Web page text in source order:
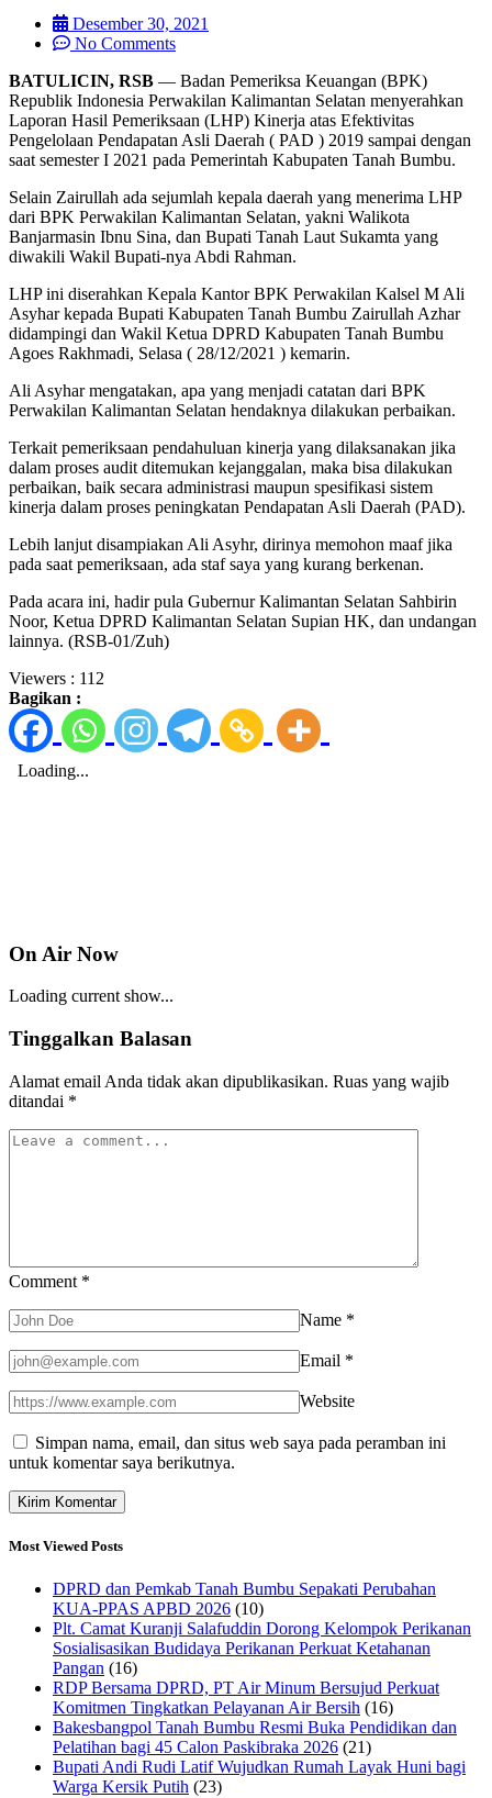
Desember 30, 2021
No Comments
BATULICIN, RSB — Badan Pemeriksa Keuangan (BPK)
Republik Indonesia Perwakilan Kalimantan Selatan menyerahkan
Laporan Hasil Pemeriksaan (LHP) Kinerja atas Efektivitas
Pengelolaan Pendapatan Asli Daerah ( PAD ) 2019 sampai dengan
saat semester I 2021 pada Pemerintah Kabupaten Tanah Bumbu.
Selain Zairullah ada sejumlah kepala daerah yang menerima LHP
dari BPK Perwakilan Kalimantan Selatan, yakni Walikota
Banjarmasin Ibnu Sina, dan Bupati Tanah Laut Sukamta yang
diwakili Wakil Bupati-nya Abdi Rahman.
LHP ini diserahkan Kepala Kantor BPK Perwakilan Kalsel M Ali
Asyhar kepada Bupati Kabupaten Tanah Bumbu Zairullah Azhar
didampingi dan Wakil Ketua DPRD Kabupaten Tanah Bumbu
Agoes Rakhmadi, Selasa ( 28/12/2021 ) kemarin.
Ali Asyhar mengatakan, apa yang menjadi catatan dari BPK
Perwakilan Kalimantan Selatan hendaknya dilakukan perbaikan.
Terkait pemeriksaan pendahuluan kinerja yang dilaksanakan jika
dalam proses audit ditemukan kejanggalan, maka bisa dilakukan
perbaikan, baik secara administrasi maupun spesifikasi sistem
kinerja dalam proses peningkatan Pendapatan Asli Daerah (PAD).
Lebih lanjut disampiakan Ali Asyhr, dirinya memohon maaf jika
pada saat pemeriksaan, ada staf saya yang kurang berkenan.
Pada acara ini, hadir pula Gubernur Kalimantan Selatan Sahbirin
Noor, Ketua DPRD Kalimantan Selatan Supian HK, dan undangan
lainnya. (RSB-01/Zuh)
Viewers : 112
Bagikan :
On Air Now
Loading current show...
Tinggalkan Balasan
Alamat email Anda tidak akan dipublikasikan. Ruas yang wajib
ditandai *
Comment *
Name *
Email *
Website
Simpan nama, email, dan situs web saya pada peramban ini
untuk komentar saya berikutnya.
Most Viewed Posts
DPRD dan Pemkab Tanah Bumbu Sepakati Perubahan
KUA-PPAS APBD 2026 (10)
Plt. Camat Kuranji Salafuddin Dorong Kelompok Perikanan
Sosialisasikan Budidaya Perikanan Perkuat Ketahanan
Pangan (16)
RDP Bersama DPRD, PT Air Minum Bersujud Perkuat
Komitmen Tingkatkan Pelayanan Air Bersih (16)
Bakesbangpol Tanah Bumbu Resmi Buka Pendidikan dan
Pelatihan bagi 45 Calon Paskibraka 2026 (21)
Bupati Andi Rudi Latif Wujudkan Rumah Layak Huni bagi
Warga Kersik Putih (23)